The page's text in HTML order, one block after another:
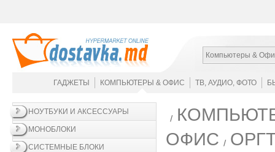
Компьютеры &
ГАДЖЕТЫ КОМПЬЮТЕРЫ & ОФИС ТВ, АУДИО, ФОТО
НОУТБУКИ И АКСЕССУАРЫ
МОНОБЛОКИ
СИСТЕМНЫЕ БЛОКИ
ОФИС